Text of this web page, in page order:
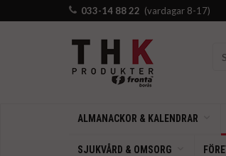
033-14 88 22 (vardagar 8-17)
ALMANACKOR & KALENDRAR
SJUKVÅRD & OMSORG